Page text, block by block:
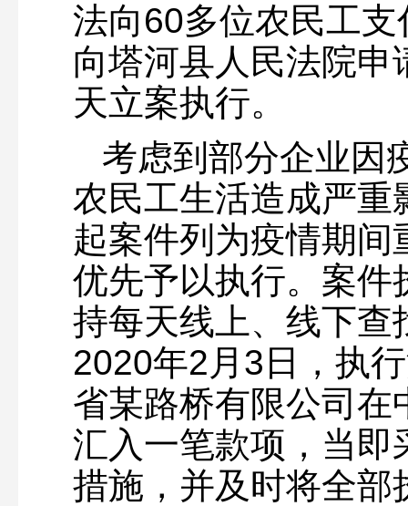
法向60多位农民工
向塔河县人民法院
天立案执行。
考虑到部分企业因
农民工生活造成严重
起案件列为疫情期
优先予以执行。案件
持每天线上、线下查
2020年2月3日，执
省某路桥有限公司在
汇入一笔款项，当即
措施，并及时将全部